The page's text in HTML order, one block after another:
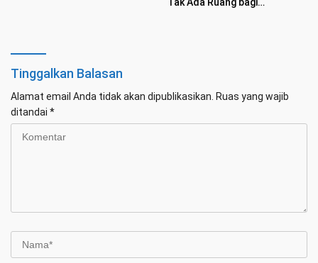
Tinggalkan Balasan
Alamat email Anda tidak akan dipublikasikan. Ruas yang wajib
ditandai *